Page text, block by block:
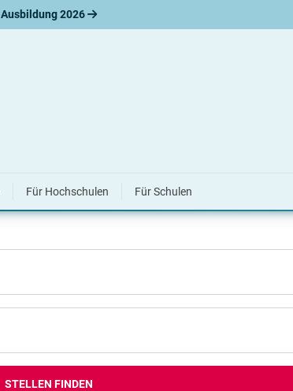
Ausbildung 2026
Für Hochschulen Für Schulen
STELLEN FINDEN